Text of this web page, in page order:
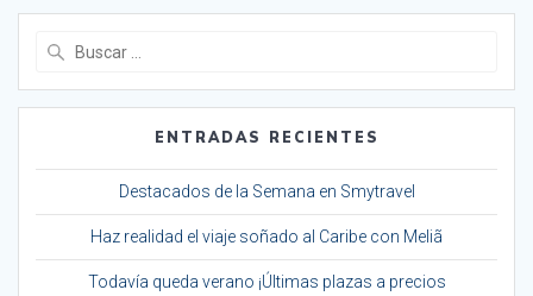
ENTRADAS RECIENTES
Destacados de la Semana en Smytravel
Haz realidad el viaje soñado al Caribe con Meliã
Todavía queda verano ¡Últimas plazas a precios